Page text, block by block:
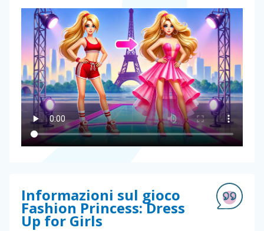
Informazioni sul gioco
Fashion Princess: Dress
Up for Girls